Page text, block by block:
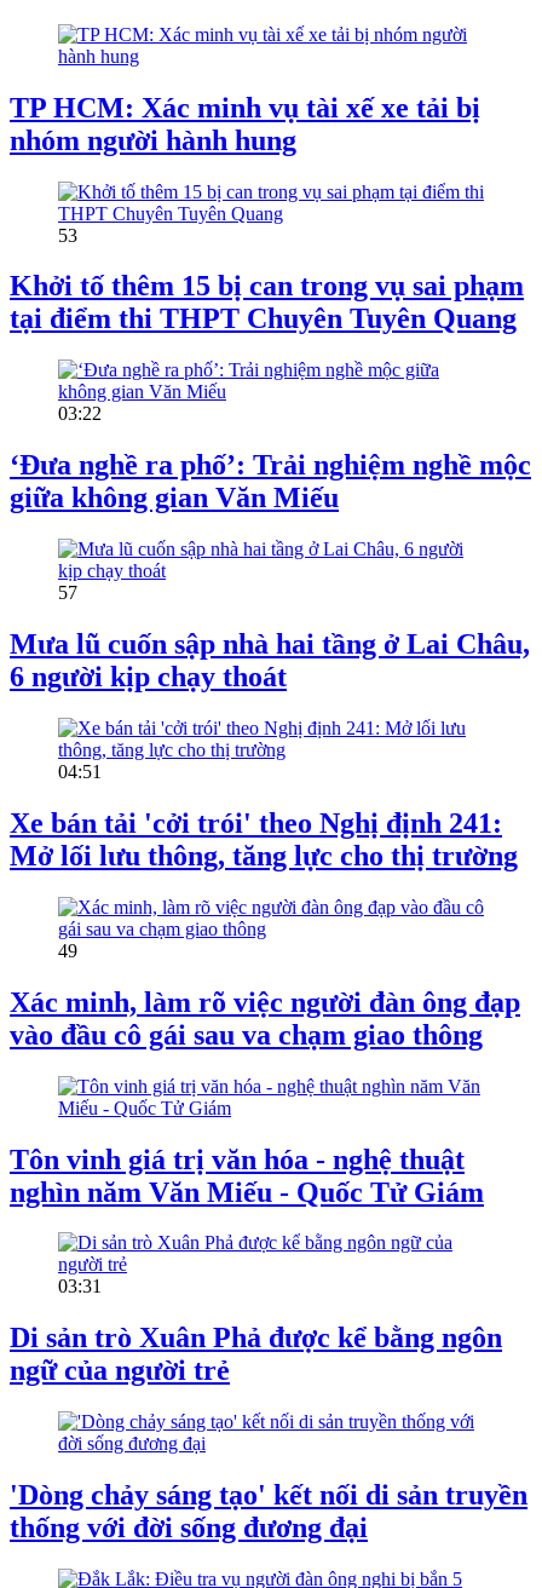
TP HCM: Xác minh vụ tài xế xe tải bị
nhóm người hành hung
53
Khởi tố thêm 15 bị can trong vụ sai phạm
tại điểm thi THPT Chuyên Tuyên Quang
03:22
‘Đưa nghề ra phố’: Trải nghiệm nghề mộc
giữa không gian Văn Miếu
57
Mưa lũ cuốn sập nhà hai tầng ở Lai Châu,
6 người kịp chạy thoát
04:51
Xe bán tải 'cởi trói' theo Nghị định 241:
Mở lối lưu thông, tăng lực cho thị trường
49
Xác minh, làm rõ việc người đàn ông đạp
vào đầu cô gái sau va chạm giao thông
Tôn vinh giá trị văn hóa - nghệ thuật
nghìn năm Văn Miếu - Quốc Tử Giám
03:31
Di sản trò Xuân Phả được kể bằng ngôn
ngữ của người trẻ
'Dòng chảy sáng tạo' kết nối di sản truyền
thống với đời sống đương đại